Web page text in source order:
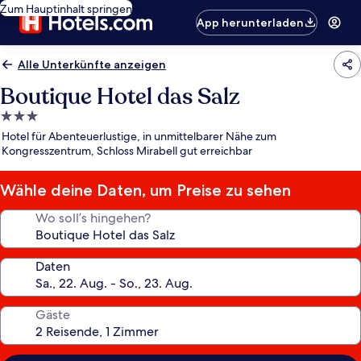
Zum Hauptinhalt springen
App herunterladen
Alle Unterkünfte anzeigen
Boutique Hotel das Salz
3.0-
Sterne-
Unterkunft
Hotel für Abenteuerlustige, in unmittelbarer Nähe zum
Kongresszentrum, Schloss Mirabell gut erreichbar
Wähle deine Daten, um Preise zu sehen
Wo soll’s hingehen?
Daten
Gäste